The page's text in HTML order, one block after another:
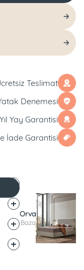
Teslimat
Denemesi
Yay Garantisi
İade Garantisi
Orva
Baza